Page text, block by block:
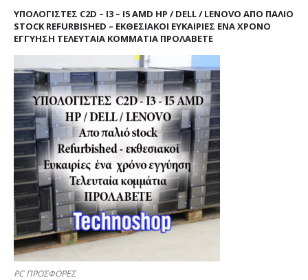
ΥΠΟΛΟΓΙΣΤΕΣ C2D – I3 – I5 AMD HP / DELL / LENOVO ΑΠΟ ΠΑΛΙΌ
STOCK REFURBISHED – ΕΚΘΕΣΙΑΚΟΊ ΕΥΚΑΙΡΊΕΣ ΈΝΑ ΧΡΌΝΟ
ΕΓΓΎΗΣΗ ΤΕΛΕΥΤΑΊΑ ΚΟΜΜΆΤΙΑ ΠΡΟΛΑΒΕΤΕ
PC ΠΡΟΣΦΟΡΕΣ